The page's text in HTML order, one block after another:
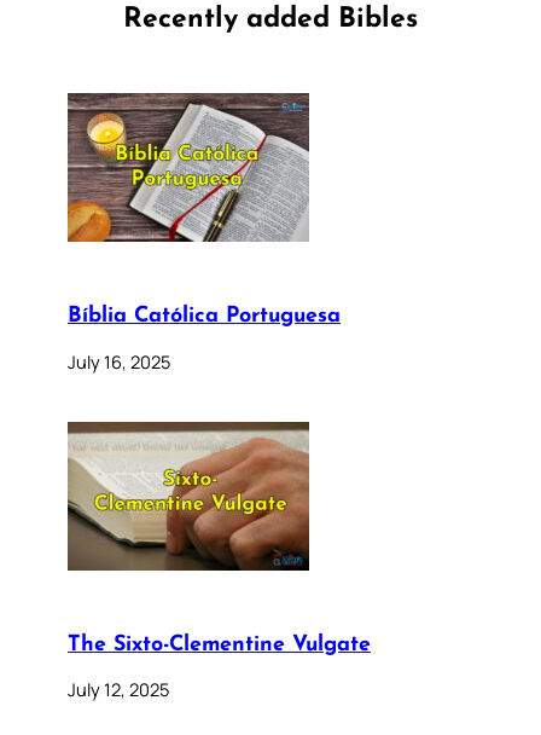
Recently added Bibles
Bíblia Católica Portuguesa
July 16, 2025
The Sixto-Clementine Vulgate
July 12, 2025